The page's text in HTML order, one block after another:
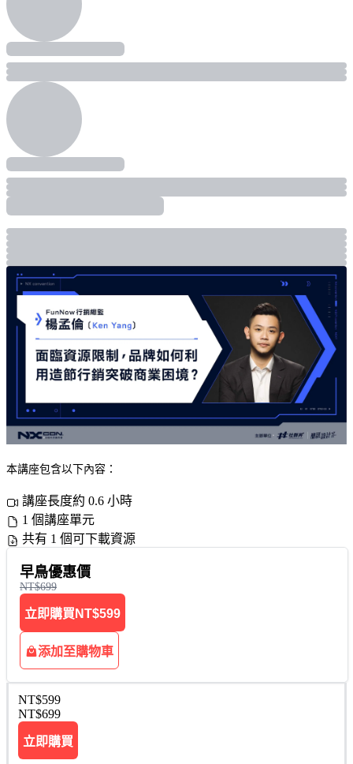
本講座包含以下內容：
講座長度約 0.6 小時
1 個講座單元
共有 1 個可下載資源
早鳥優惠價
NT$699
立即購買 NT$599
添加至購物車
NT$599
NT$699
立即購買